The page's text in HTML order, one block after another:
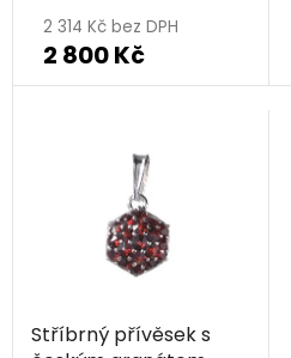
2 314 Kč bez DPH
2 800 Kč
Stříbrný přívěsek s